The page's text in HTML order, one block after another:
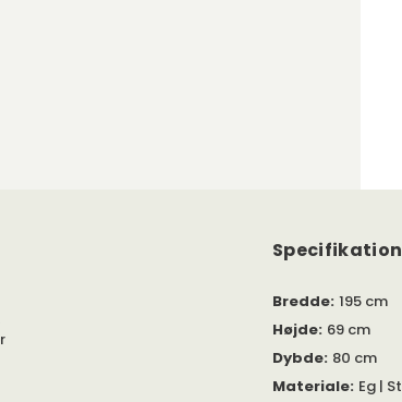
Specifikation
Bredde: 195 cm
Højde: 69 cm
Dybde: 80 cm
Materiale: Eg |